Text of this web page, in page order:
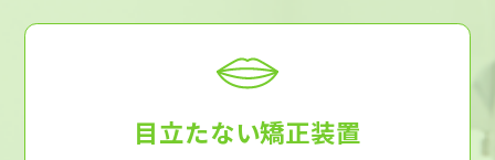
目立たない矯正装置